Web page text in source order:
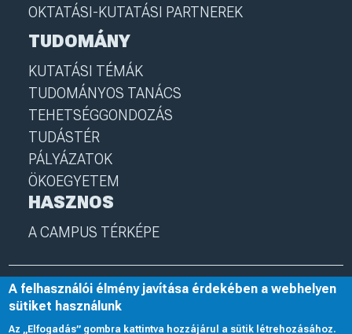
OKTATÁSI-KUTATÁSI PARTNEREK
TUDOMÁNY
KUTATÁSI TÉMÁK
TUDOMÁNYOS TANÁCS
TEHETSÉGGONDOZÁS
TUDÁSTÉR
PÁLYÁZATOK
ÖKOEGYETEM
HASZNOS
A CAMPUS TÉRKÉPE
© 2025 Nyíregyházi Egyetem I nye.hu I Minden jog fenntartva
A felhasználói élmény javítása érdekében a webhelyen
sütiket használunk
Az „Elfogadás” gombra kattintva hozzájárul a sütik létrehozásához.